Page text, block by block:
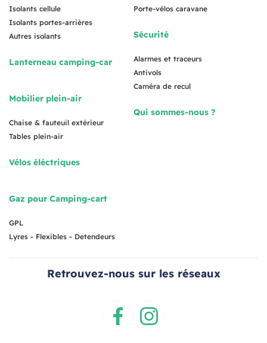
Isolants cellule
Isolants portes-arrières
Autres isolants
Lanterneau camping-car
Mobilier plein-air
Chaise & fauteuil extérieur
Tables plein-air
Vélos éléctriques
Gaz pour Camping-cart
GPL
Lyres - Flexibles - Detendeurs
Porte-vélos caravane
Sécurité
Alarmes et traceurs
Antivols
Caméra de recul
Qui sommes-nous ?
Retrouvez-nous sur les réseaux